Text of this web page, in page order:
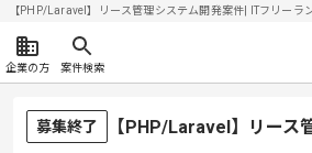
【PHP/Laravel】リース管理システム開発案件| ITフリー
企業の方 案件検索
募集終了 【PHP/Laravel】リース